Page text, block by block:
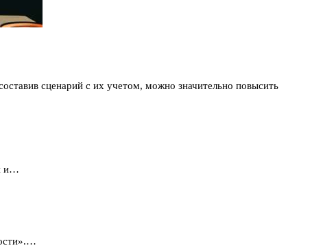
сценарий с их учетом, можно значительно повысить
и…